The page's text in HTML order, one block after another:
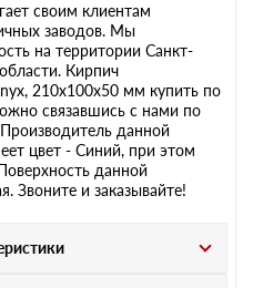
своим клиентам
заводов. Мы
на территории Санкт-
Кирпич
210х100х50 мм купить по
связавшись с нами по
данной
цвет - Синий, при этом
данной
Звоните и заказывайте!